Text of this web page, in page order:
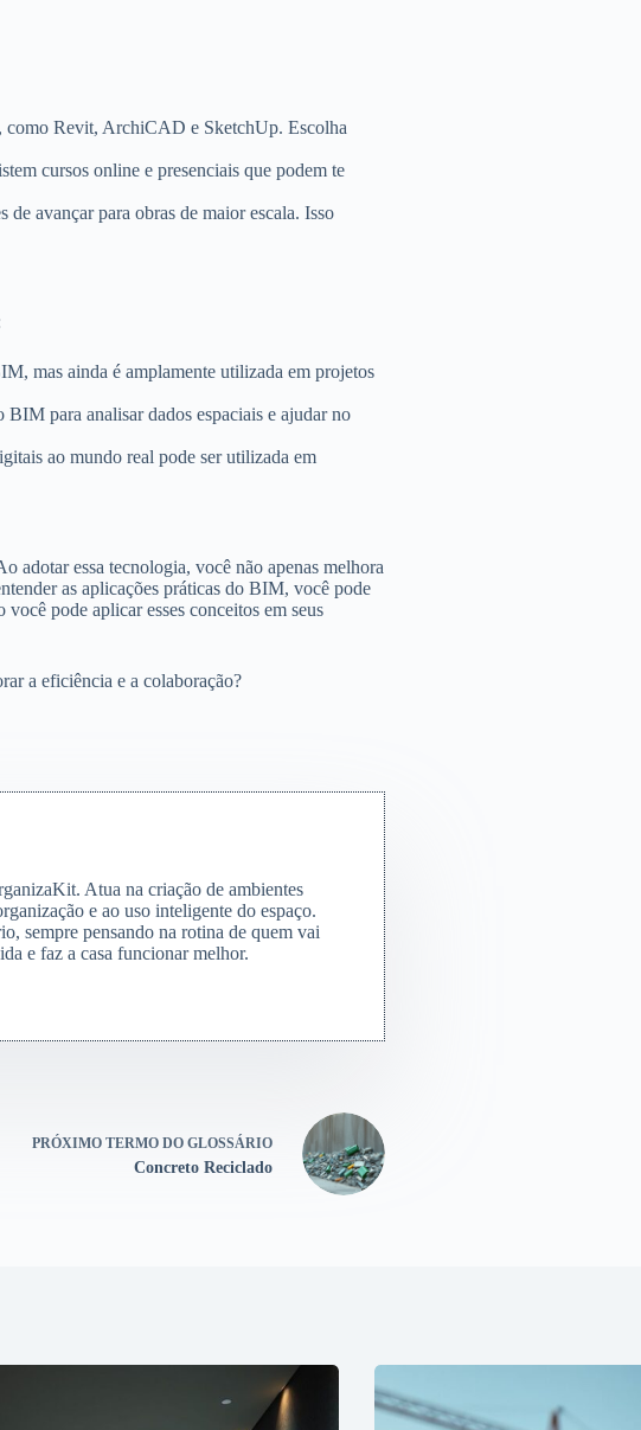
como Revit, ArchiCAD e SketchUp. Escolha
cursos online e presenciais que podem te
avançar para obras de maior escala. Isso
mas ainda é amplamente utilizada em projetos
para analisar dados espaciais e ajudar no
ao mundo real pode ser utilizada em
adotar essa tecnologia, você não apenas melhora
as aplicações práticas do BIM, você pode
pode aplicar esses conceitos em seus
a eficiência e a colaboração?
Atua na criação de ambientes
e ao uso inteligente do espaço.
sempre pensando na rotina de quem vai
e faz a casa funcionar melhor.
PRÓXIMO TERMO DO GLOSSÁRIO
Concreto Reciclado